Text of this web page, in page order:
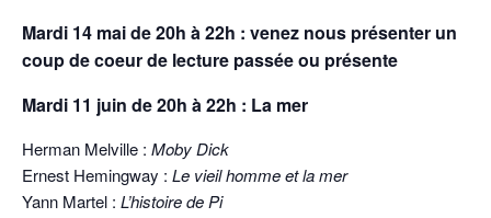
Mardi 14 mai de 20h à 22h : venez nous présenter un
coup de coeur de lecture passée ou présente
Mardi 11 juin de 20h à 22h : La mer
Herman Melville : Moby Dick
Ernest Hemingway : Le vieil homme et la mer
Yann Martel : L’histoire de Pi